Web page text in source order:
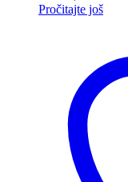
Pročitajte još